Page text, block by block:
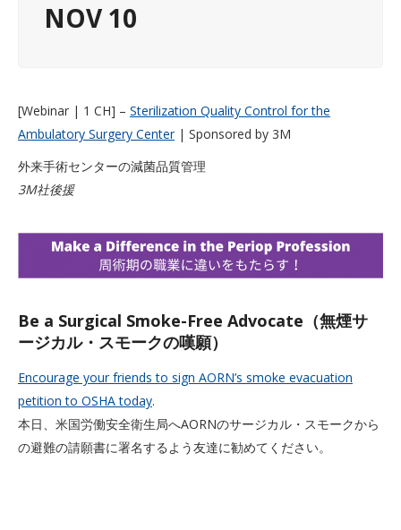
NOV 10
[Webinar | 1 CH] – Sterilization Quality Control for the
Ambulatory Surgery Center| Sponsored by 3M
外来手術センターの減菌品質管理
3M社後援
Be a Surgical Smoke-Free Advocate（無煙サ
ージカル・スモークの嘆願）
Encourage your friends to sign AORN’s smoke evacuation
petition to OSHA today.
本日、米国労働安全衛生局へAORNのサージカル・スモークから
の避難の請願書に署名するよう友達に勧めてください。